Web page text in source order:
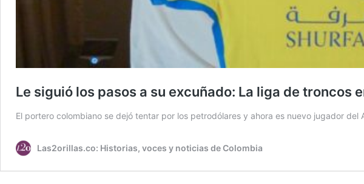
Le siguió los pasos a su excuñado: La liga de troncos
El portero colombiano se dejó tentar por los petrodólares y ahora es nuevo jugador
Las2orillas.co: Historias, voces y noticias de Colombia